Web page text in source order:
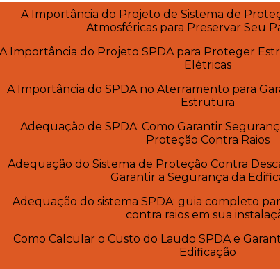
A Importância do Projeto de Sistema de
Atmosféricas para Preservar Seu
A Importância do Projeto SPDA para Proteger
Elétricas
A Importância do SPDA no Aterramento para
Estrutura
Adequação de SPDA: Como Garantir
Proteção Contra Raios
Adequação do Sistema de Proteção Contra
Garantir a Segurança da
Adequação do sistema SPDA: guia completo
contra raios em sua
Como Calcular o Custo do Laudo SPDA e
Edificação